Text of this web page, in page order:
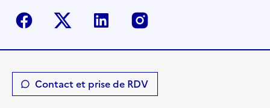
Facebook Twitter-X Linkedin
Contact et prise de RDV